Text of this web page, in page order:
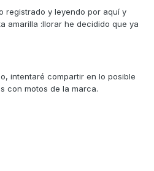
registrado y leyendo por aquí y
amarilla :llorar he decidido que ya
intentaré compartir en lo posible
con motos de la marca.